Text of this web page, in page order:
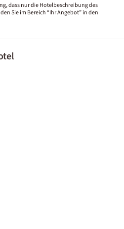
dass nur die Hotelbeschreibung des
Sie im Bereich “Ihr Angebot” in den